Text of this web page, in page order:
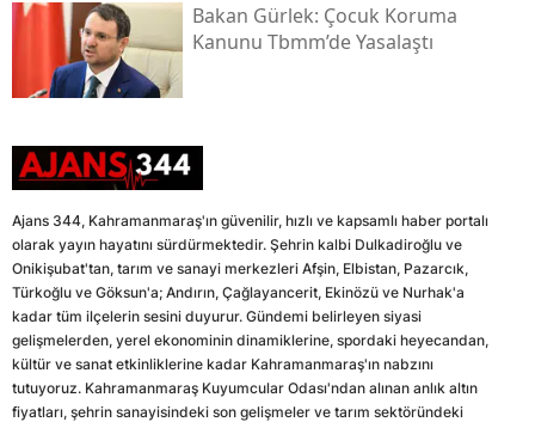
Bakan Gürlek: Çocuk Koruma
Kanunu Tbmm’de Yasalaştı
Ajans 344, Kahramanmaraş'ın güvenilir, hızlı ve kapsamlı haber portalı
olarak yayın hayatını sürdürmektedir. Şehrin kalbi Dulkadiroğlu ve
Onikişubat'tan, tarım ve sanayi merkezleri Afşin, Elbistan, Pazarcık,
Türkoğlu ve Göksun'a; Andırın, Çağlayancerit, Ekinözü ve Nurhak'a
kadar tüm ilçelerin sesini duyurur. Gündemi belirleyen siyasi
gelişmelerden, yerel ekonominin dinamiklerine, spordaki heyecandan,
kültür ve sanat etkinliklerine kadar Kahramanmaraş'ın nabzını
tutuyoruz. Kahramanmaraş Kuyumcular Odası'ndan alınan anlık altın
fiyatları, şehrin sanayisindeki son gelişmeler ve tarım sektöründeki